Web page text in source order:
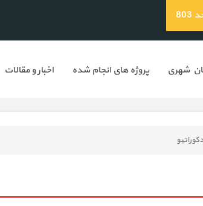
شهری پروژه های انجام شده اخبار و مقالات